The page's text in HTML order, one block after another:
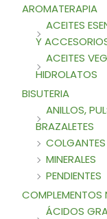
AROMATERAPIA
ACEITES
Y
ACEITES
HIDROLATOS
BISUTERIA
ANILLOS,
BRAZALETES
COLGANTES
MINERALES
PENDIENTES
COMPLEMENTOS
ÁCIDOS